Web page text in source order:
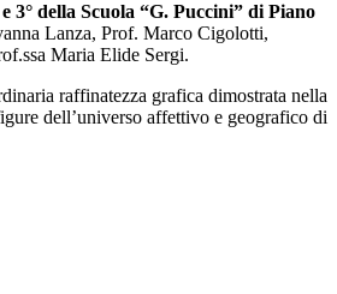
e 3° della Scuola “G. Puccini” di Piano
Lanza, Prof. Marco Cigolotti,
Maria Elide Sergi.
raffinatezza grafica dimostrata nella
dell’universo affettivo e geografico di